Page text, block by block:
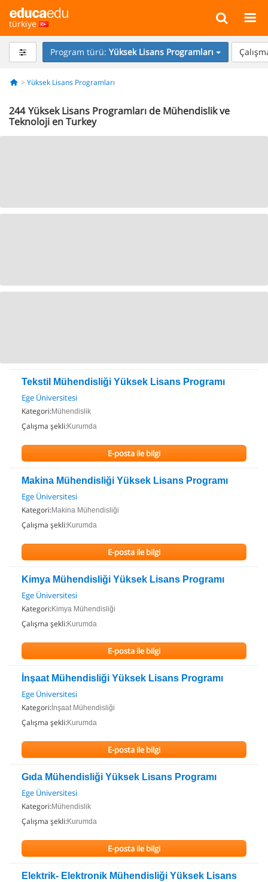
türkiye
Program türü: Yüksek Lisans Programları
Yüksek Lisans Programları
244 Yüksek Lisans Programları de Mühendislik ve
Teknoloji en Turkey
Tekstil Mühendisliği Yüksek Lisans Programı
Ege Üniversitesi
Kategori:Mühendislik
Çalışma şekli:Kurumda
E-posta ile bilgi
Makina Mühendisliği Yüksek Lisans Programı
Ege Üniversitesi
Kategori:Makina Mühendisliği
Çalışma şekli:Kurumda
E-posta ile bilgi
Kimya Mühendisliği Yüksek Lisans Programı
Ege Üniversitesi
Kategori:Kimya Mühendisliği
Çalışma şekli:Kurumda
E-posta ile bilgi
İnşaat Mühendisliği Yüksek Lisans Programı
Ege Üniversitesi
Kategori: İnşaat Mühendisliği
Çalışma şekli:Kurumda
E-posta ile bilgi
Gıda Mühendisliği Yüksek Lisans Programı
Ege Üniversitesi
Kategori:Mühendislik
Çalışma şekli:Kurumda
E-posta ile bilgi
Elektrik- Elektronik Mühendisliği Yüksek Lisans